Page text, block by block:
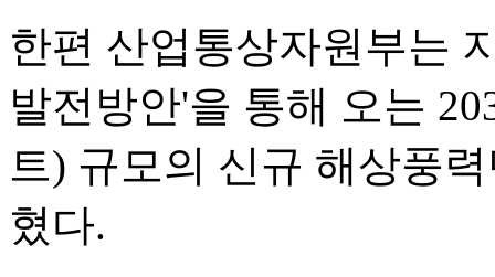
한편 산업통상자원부는
발전방안'을 통해 오는
트) 규모의 신규 해상풍
혔다.